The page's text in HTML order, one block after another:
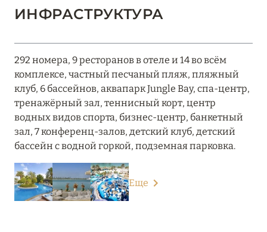
ИНФРАСТРУКТУРА
292 номера, 9 ресторанов в отеле и 14 во всём
комплексе, частный песчаный пляж, пляжный
клуб, 6 бассейнов, аквапарк Jungle Bay, спа-центр,
тренажёрный зал, теннисный корт, центр
водных видов спорта, бизнес-центр, банкетный
зал, 7 конференц-залов, детский клуб, детский
бассейн с водной горкой, подземная парковка.
Еще